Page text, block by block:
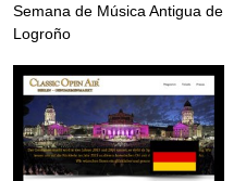
Semana de Música Antigua de
Logroño